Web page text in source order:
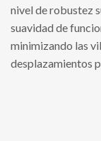
nivel de robustez
suavidad de
minimizando las
desplazamientos